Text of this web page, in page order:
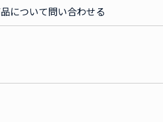
について問い合わせる